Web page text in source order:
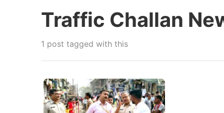
Traffic Challan
1 post tagged with this